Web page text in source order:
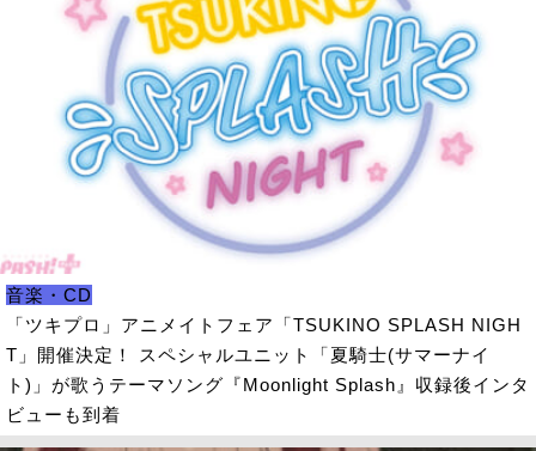
音楽・CD
「ツキプロ」アニメイトフェア「TSUKINO SPLASH NIGH
T」開催決定！ スペシャルユニット「夏騎士(サマーナイ
ト)」が歌うテーマソング『Moonlight Splash』収録後インタ
ビューも到着